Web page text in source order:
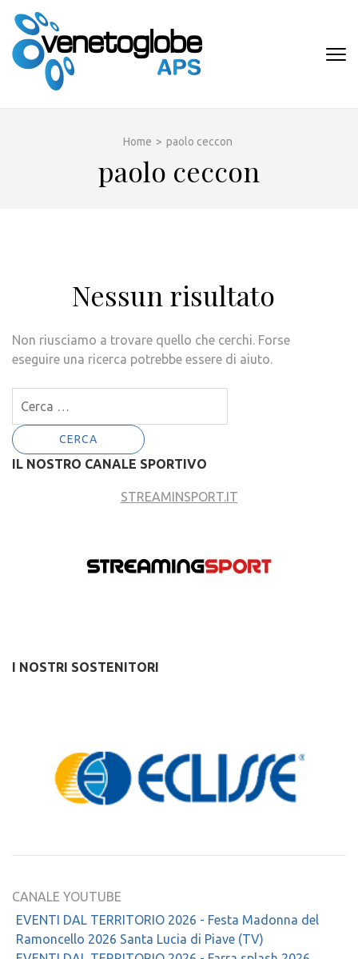
contenuto
(premi
Home > paolo ceccon
paolo ceccon
Nessun risultato
Non riusciamo a trovare quello che cerchi. Forse
eseguire una ricerca potrebbe essere di aiuto.
per:
IL NOSTRO CANALE SPORTIVO
STREAMINSPORT.IT
I NOSTRI SOSTENITORI
CANALE YOUTUBE
EVENTI DAL TERRITORIO 2026 - Festa Madonna del
Ramoncello 2026 Santa Lucia di Piave (TV)